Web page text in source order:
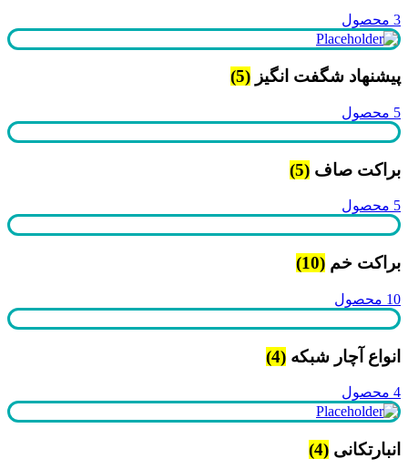
3 محصول
پیشنهاد شگفت انگیز (5)
5 محصول
براکت صاف (5)
5 محصول
براکت خم (10)
10 محصول
انواع آچار شبکه (4)
4 محصول
انبارتکانی (4)